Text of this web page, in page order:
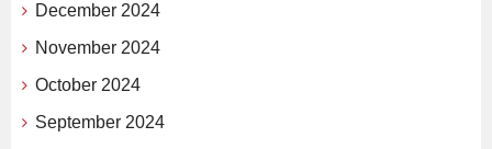
December 2024
November 2024
October 2024
September 2024